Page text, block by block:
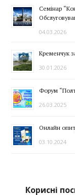
Семінар
04.03.2026
Кременчук
30.01.2026
Форум
26.03.2025
Онлайн
03.10.2024
Корисні